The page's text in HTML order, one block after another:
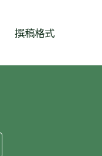
撰稿格式